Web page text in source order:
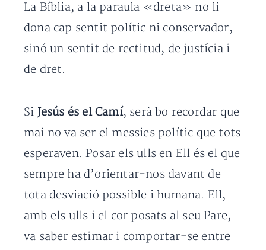
La Bíblia, a la paraula «dreta» no li
dona cap sentit polític ni conservador,
sinó un sentit de rectitud, de justícia i
de dret.
Si Jesús és el Camí, serà bo recordar que
mai no va ser el messies polític que tots
esperaven. Posar els ulls en Ell és el que
sempre ha d’orientar-nos davant de
tota desviació possible i humana. Ell,
amb els ulls i el cor posats al seu Pare,
va saber estimar i comportar-se entre